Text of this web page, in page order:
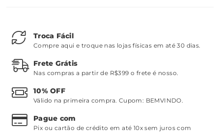
Troca Fácil
Compre aqui e troque nas lojas físicas em até 30 dias.
Frete Grátis
Nas compras a partir de R$399 o frete é nosso.
10% OFF
Válido na primeira compra. Cupom: BEMVINDO.
Pague com
Pix ou cartão de crédito em até 10x sem juros com